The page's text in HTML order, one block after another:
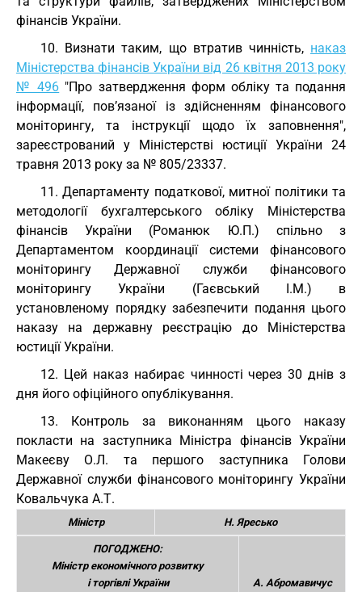
фінансів України.
10. Визнати таким, що втратив чинність, наказ
Міністерства фінансів України від 26 квітня 2013 року
№ 496 "Про затвердження форм обліку та подання
інформації, пов’язаної із здійсненням фінансового
моніторингу, та інструкції щодо їх заповнення",
зареєстрований у Міністерстві юстиції України 24
травня 2013 року за № 805/23337.
11. Департаменту податкової, митної політики та
методології бухгалтерського обліку Міністерства
фінансів України (Романюк Ю.П.) спільно з
Департаментом координації системи фінансового
моніторингу Державної служби фінансового
моніторингу України (Гаєвський І.М.) в
установленому порядку забезпечити подання цього
наказу на державну реєстрацію до Міністерства
юстиції України.
12. Цей наказ набирає чинності через 30 днів з
дня його офіційного опублікування.
13. Контроль за виконанням цього наказу
покласти на заступника Міністра фінансів України
Макеєву О.Л. та першого заступника Голови
Державної служби фінансового моніторингу України
Ковальчука А.Т.
Міністр Н. Яресько
ПОГОДЖЕНО:
Міністр економічного розвитку
і торгівлі України
А. Абромавичус